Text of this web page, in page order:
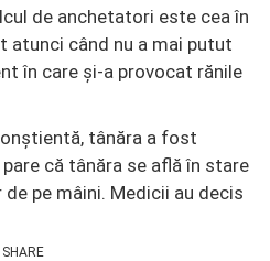
de anchetatori este cea în
atunci când nu a mai putut
în care și-a provocat rănile
tânăra a fost
că tânăra se află în stare
pe mâini. Medicii au decis
SHARE